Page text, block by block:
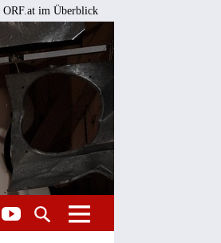
ORF.at im Überblick